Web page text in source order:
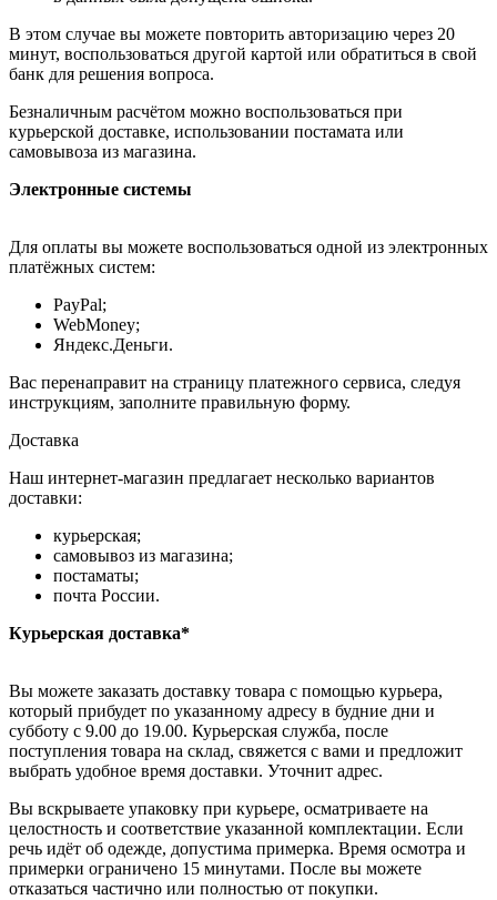
В этом случае вы можете повторить авторизацию через 20
минут, воспользоваться другой картой или обратиться в свой
банк для решения вопроса.
Безналичным расчётом можно воспользоваться при
курьерской доставке, использовании постамата или
самовывоза из магазина.
Электронные системы
Для оплаты вы можете воспользоваться одной из электронных
платёжных систем:
PayPal;
WebMoney;
Яндекс.Деньги.
Вас перенаправит на страницу платежного сервиса, следуя
инструкциям, заполните правильную форму.
Доставка
Наш интернет-магазин предлагает несколько вариантов
доставки:
курьерская;
самовывоз из магазина;
постаматы;
почта России.
Курьерская доставка*
Вы можете заказать доставку товара с помощью курьера,
который прибудет по указанному адресу в будние дни и
субботу с 9.00 до 19.00. Курьерская служба, после
поступления товара на склад, свяжется с вами и предложит
выбрать удобное время доставки. Уточнит адрес.
Вы вскрываете упаковку при курьере, осматриваете на
целостность и соответствие указанной комплектации. Если
речь идёт об одежде, допустима примерка. Время осмотра и
примерки ограничено 15 минутами. После вы можете
отказаться частично или полностью от покупки.